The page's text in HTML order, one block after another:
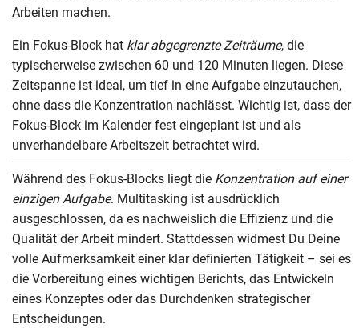
Arbeiten machen.
Ein Fokus-Block hat klar abgegrenzte Zeiträume, die
typischerweise zwischen 60 und 120 Minuten liegen. Diese
Zeitspanne ist ideal, um tief in eine Aufgabe einzutauchen,
ohne dass die Konzentration nachlässt. Wichtig ist, dass der
Fokus-Block im Kalender fest eingeplant ist und als
unverhandelbare Arbeitszeit betrachtet wird.
Während des Fokus-Blocks liegt die Konzentration auf einer
einzigen Aufgabe. Multitasking ist ausdrücklich
ausgeschlossen, da es nachweislich die Effizienz und die
Qualität der Arbeit mindert. Stattdessen widmest Du Deine
volle Aufmerksamkeit einer klar definierten Tätigkeit – sei es
die Vorbereitung eines wichtigen Berichts, das Entwickeln
eines Konzeptes oder das Durchdenken strategischer
Entscheidungen.